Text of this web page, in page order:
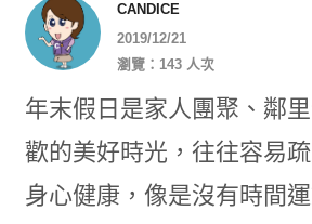
CANDICE
2019/12/21
瀏覽：143 人次
年末假日是家人團聚、鄰
歡的美好時光，往往容易
身心健康，像是沒有時間